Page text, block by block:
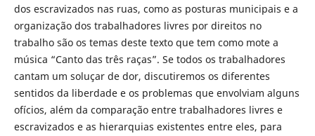
dos escravizados nas ruas, como as posturas municipais e a
organização dos trabalhadores livres por direitos no
trabalho são os temas deste texto que tem como mote a
música “Canto das três raças”. Se todos os trabalhadores
cantam um soluçar de dor, discutiremos os diferentes
sentidos da liberdade e os problemas que envolviam alguns
ofícios, além da comparação entre trabalhadores livres e
escravizados e as hierarquias existentes entre eles, para